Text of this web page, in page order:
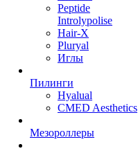
Peptide
Introlypolise
Hair-X
Pluryal
Иглы
Пилинги
Hyalual
CMED Aesthetics
Мезороллеры